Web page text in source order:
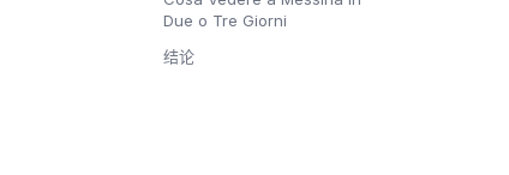
Due o Tre Giorni
结论